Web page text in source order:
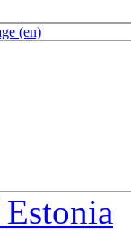
(en)